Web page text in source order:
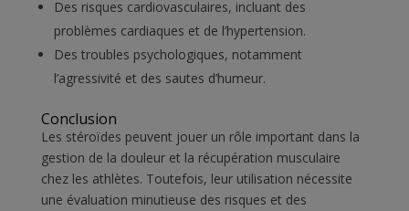
Des risques cardiovasculaires, incluant des
problèmes cardiaques et de l’hypertension.
Des troubles psychologiques, notamment
l’agressivité et des sautes d’humeur.
Conclusion
Les stéroïdes peuvent jouer un rôle important dans la
gestion de la douleur et la récupération musculaire
chez les athlètes. Toutefois, leur utilisation nécessite
une évaluation minutieuse des risques et des